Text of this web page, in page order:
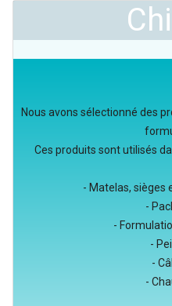
Nous avons sélectionné des
Ces produits sont utilisés
- Matelas, sièges
-
-
-
-
-